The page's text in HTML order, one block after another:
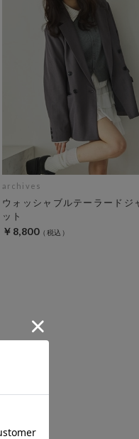
archives
ウォッシャブルテーラードジ
ット
￥8,800